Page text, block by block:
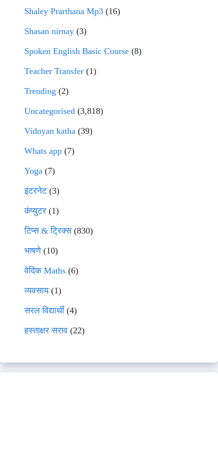
Shaley Prarthana Mp3 (16)
Shasan nirnay (3)
Spoken English Basic Course (8)
Teacher Transfer (1)
Trending (2)
Uncategorised (3,818)
Vidnyan katha (39)
Whats app (7)
Yoga (7)
इंटरनेट(3)
कंप्युटर (1)
टिप्स & ट्रिक्स(830)
भाषणे(10)
वेदिक Maths (6)
व्यवसाय(1)
सरल विद्यार्थी(4)
हस्ताक्षर सराव (22)